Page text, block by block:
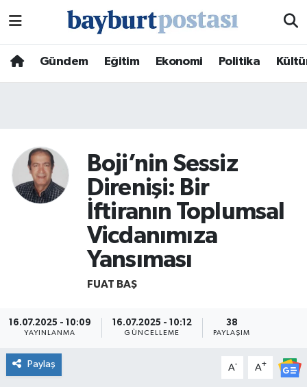
Gündem Eğitim Ekonomi Politika
Boji’nin Sessiz
Direnişi: Bir
İftiranın Toplumsal
Vicdanımıza
Yansıması
FUAT BAŞ
16.07.2025 - 10:09
YAYINLANMA
16.07.2025 - 10:12
GÜNCELLEME
38
PAYLAŞIM
Paylaş A- A+
Trafik Durumu
Süper Lig Puan Durumu ve Fikstür
Tüm Manşetler
Son Dakika Haberleri